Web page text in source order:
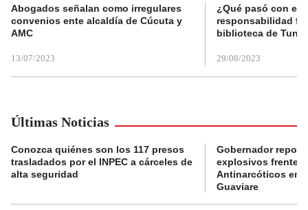
Abogados señalan como irregulares
convenios ente alcaldía de Cúcuta y
AMC
13/07/2023
¿Qué pasó con el
responsabilidad
biblioteca de
29/08/2023
Últimas Noticias
Conozca quiénes son los 117 presos
trasladados por el INPEC a cárceles de
alta seguridad
Gobernador
explosivos frente a
Antinarcóticos en
Guaviare